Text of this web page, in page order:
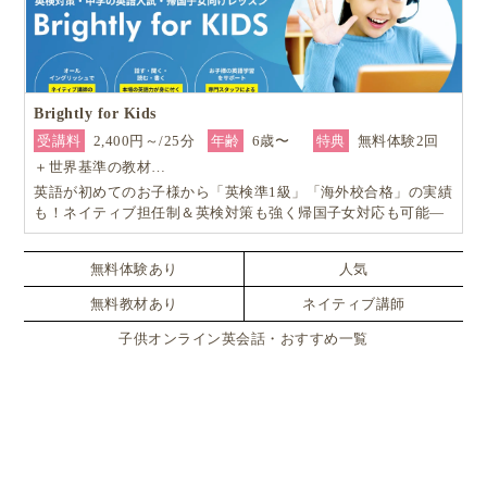
Brightly for Kids
受講料
2,400円～/25分 年齢 6歳〜 特典
無料体験2回
＋世界基準の教材…
英語が初めてのお子様から「英検準1級」「海外校合格」の実績
も！ネイティブ担任制＆英検対策も強く帰国子女対応も可能―
小学生からの4技能本格英会話『Brightly for Kids｜ブライトリ
ー』
無料体験あり
人気
無料教材あり ネイティブ講師
子供オンライン英会話・おすすめ一覧